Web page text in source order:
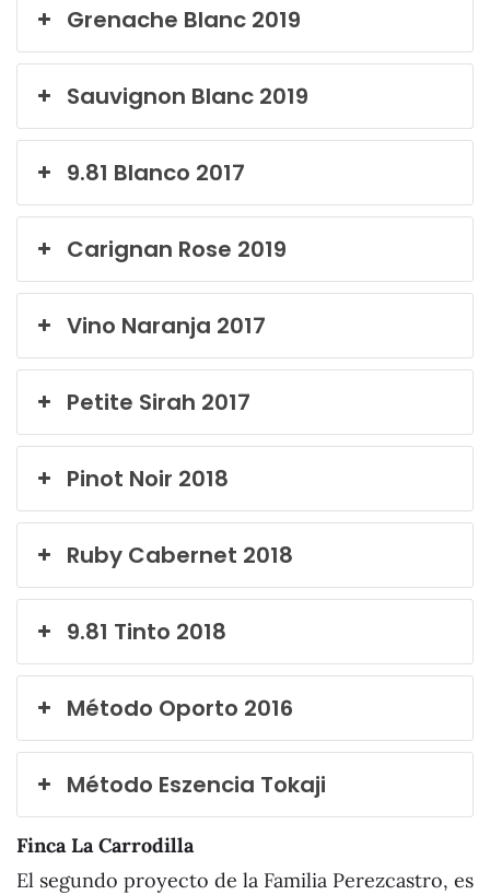
Grenache Blanc 2019
Sauvignon Blanc 2019
9.81 Blanco 2017
Carignan Rose 2019
Vino Naranja 2017
Petite Sirah 2017
Pinot Noir 2018
Ruby Cabernet 2018
9.81 Tinto 2018
Método Oporto 2016
Método Eszencia Tokaji
Finca La Carrodilla
El segundo proyecto de la Familia Perezcastro, es